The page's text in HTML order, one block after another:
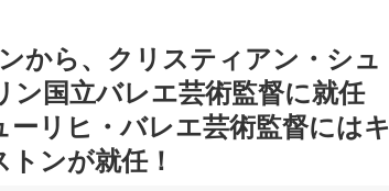
から、クリスティアン・シュ
ン国立バレエ芸術監督に就任
ーリヒ・バレエ芸術監督にはキ
ンが就任！